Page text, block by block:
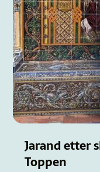
Jarand etter
Toppen